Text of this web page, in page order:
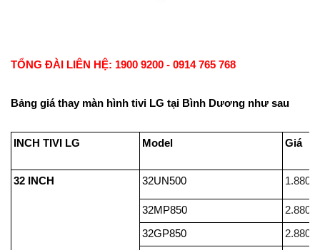
TỔNG ĐÀI LIÊN HỆ: 1900 9200 - 0914 765 768
Bảng giá thay màn hình tivi LG tại Bình Dương như sau
INCH TIVI LG Model
32 INCH 32UN500
32MP850
32GP850